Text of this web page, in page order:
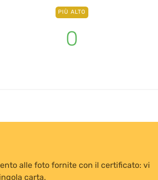
PIÙ ALTO
0
alle foto fornite con il certificato: vi
carta.